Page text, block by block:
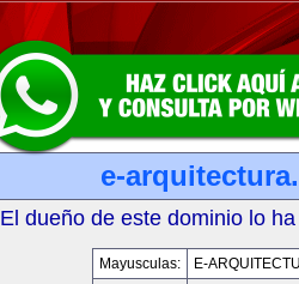
e-
El dueño de este dominio lo
Mayusculas:
E-